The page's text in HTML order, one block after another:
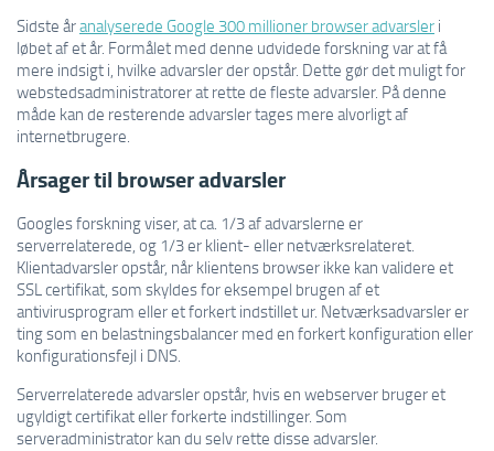
Sidste åranalyserede Google 300 millioner browser advarsler i
løbet af et år. Formålet med denne udvidede forskning var at få
mere indsigt i, hvilke advarsler der opstår. Dette gør det muligt for
webstedsadministratorer at rette de fleste advarsler. På denne
måde kan de resterende advarsler tages mere alvorligt af
internetbrugere.
Årsager til browser advarsler
Googles forskning viser, at ca. 1/3 af advarslerne er
serverrelaterede, og 1/3 er klient- eller netværksrelateret.
Klientadvarsler opstår, når klientens browser ikke kan validere et
SSL certifikat, som skyldes for eksempel brugen af ​​et
antivirusprogram eller et forkert indstillet ur. Netværksadvarsler er
ting som en belastningsbalancer med en forkert konfiguration eller
konfigurationsfejl i DNS.
Serverrelaterede advarsler opstår, hvis en webserver bruger et
ugyldigt certifikat eller forkerte indstillinger. Som
serveradministrator kan du selv rette disse advarsler.